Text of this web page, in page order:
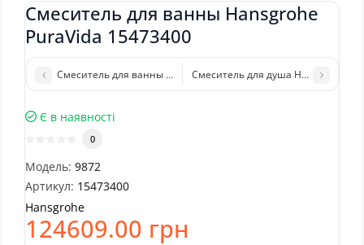
Смеситель для ванны Hansgrohe
PuraVida 15473400
Смеситель для ванны Hansgrohe PuraVida 15473000
Смеситель для душа Hansgrohe
Є в наявності
0
Модель: 9872
Артикул: 15473400
Hansgrohe
124609.00 грн